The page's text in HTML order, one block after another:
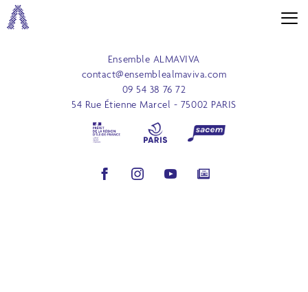
Ensemble ALMAVIVA
contact@ensemblealmaviva.com
09 54 38 76 72
54 Rue Étienne Marcel - 75002 PARIS